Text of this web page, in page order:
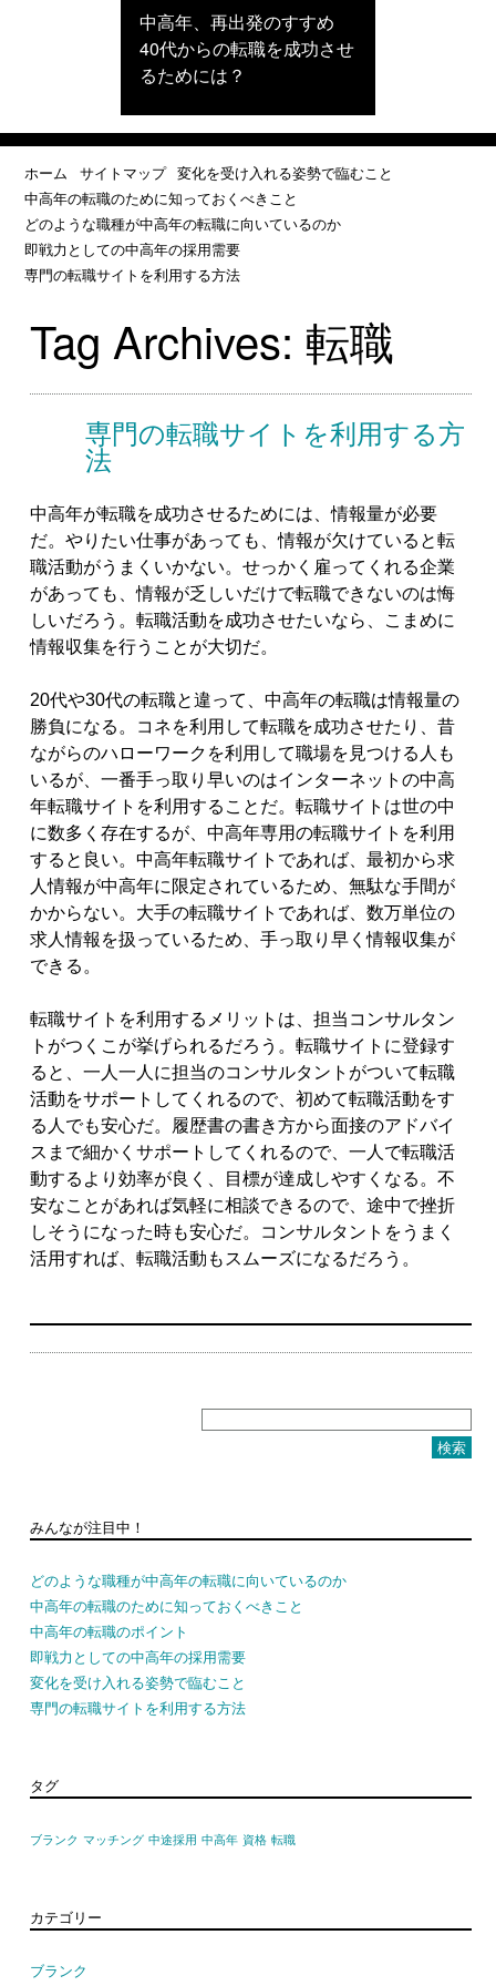
中高年、再出発のすすめ
40代からの転職を成功させ
るためには？
ホーム サイトマップ 変化を受け入れる姿勢で臨むこと
中高年の転職のために知っておくべきこと
どのような職種が中高年の転職に向いているのか
即戦力としての中高年の採用需要
専門の転職サイトを利用する方法
Tag Archives: 転職
専門の転職サイトを利用する方
法
中高年が転職を成功させるためには、情報量が必要
だ。やりたい仕事があっても、情報が欠けていると転
職活動がうまくいかない。せっかく雇ってくれる企業
があっても、情報が乏しいだけで転職できないのは悔
しいだろう。転職活動を成功させたいなら、こまめに
情報収集を行うことが大切だ。
20代や30代の転職と違って、中高年の転職は情報量の
勝負になる。コネを利用して転職を成功させたり、昔
ながらのハローワークを利用して職場を見つける人も
いるが、一番手っ取り早いのはインターネットの中高
年転職サイトを利用することだ。転職サイトは世の中
に数多く存在するが、中高年専用の転職サイトを利用
すると良い。中高年転職サイトであれば、最初から求
人情報が中高年に限定されているため、無駄な手間が
かからない。大手の転職サイトであれば、数万単位の
求人情報を扱っているため、手っ取り早く情報収集が
できる。
転職サイトを利用するメリットは、担当コンサルタン
トがつくこが挙げられるだろう。転職サイトに登録す
ると、一人一人に担当のコンサルタントがついて転職
活動をサポートしてくれるので、初めて転職活動をす
る人でも安心だ。履歴書の書き方から面接のアドバイ
スまで細かくサポートしてくれるので、一人で転職活
動するより効率が良く、目標が達成しやすくなる。不
安なことがあれば気軽に相談できるので、途中で挫折
しそうになった時も安心だ。コンサルタントをうまく
活用すれば、転職活動もスムーズになるだろう。
みんなが注目中！
どのような職種が中高年の転職に向いているのか
中高年の転職のために知っておくべきこと
中高年の転職のポイント
即戦力としての中高年の採用需要
変化を受け入れる姿勢で臨むこと
専門の転職サイトを利用する方法
タグ
ブランク マッチング 中途採用 中高年 資格 転職
カテゴリー
ブランク